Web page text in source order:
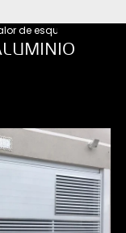
aluminio
de esquadria de